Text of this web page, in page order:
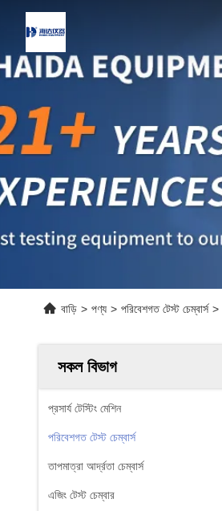
বাড়ি > পণ্য > পরিবেশগত টেস্ট চেম্বার্স >
সকল বিভাগ
প্রসার্য টেস্টিং মেশিন
পরিবেশগত টেস্ট চেম্বার্স
তাপমাত্রা আর্দ্রতা চেম্বার্স
এজিং টেস্ট চেম্বার